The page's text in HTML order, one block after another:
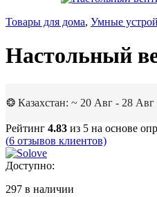
Товары для дома, Умные
Настольный
❂ Казахстан: ~ 20 Авг - 28 Авг
Рейтинг 4.83 из 5 на основе
(6 отзывов клиентов)
Доступно:
297 в наличии